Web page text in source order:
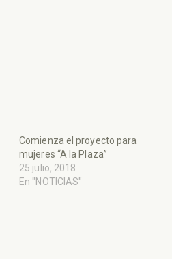
Comienza el proyecto para
mujeres “A la Plaza”
25 julio, 2018
En "NOTICIAS"